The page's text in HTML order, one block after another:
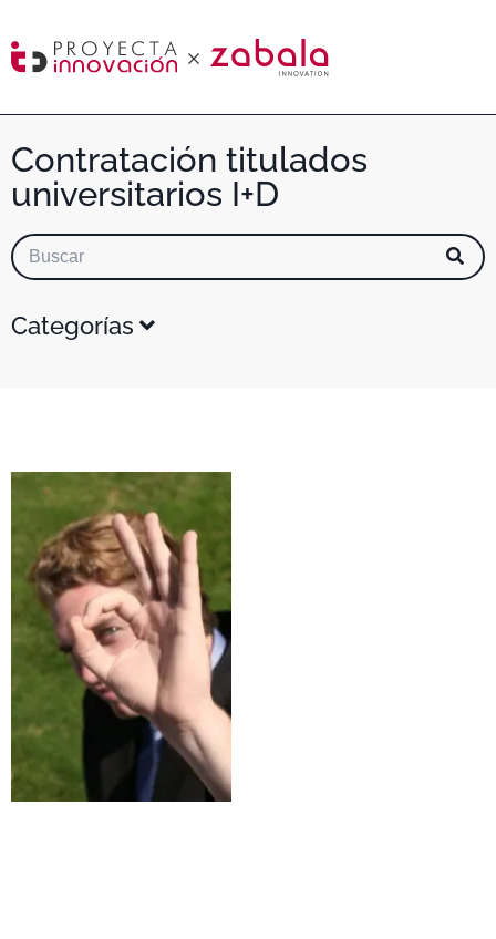
Contratación titulados
universitarios I+D
Categorías